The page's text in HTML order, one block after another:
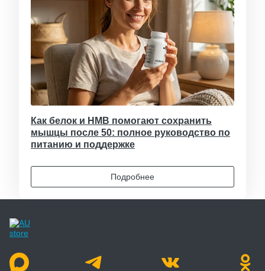
Как белок и HMB помогают сохранить
мышцы после 50: полное руководство по
питанию и поддержке
Подробнее